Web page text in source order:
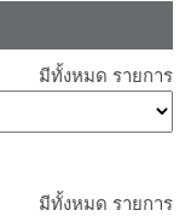
มีทั้งหมด รายการ
มีทั้งหมด รายการ